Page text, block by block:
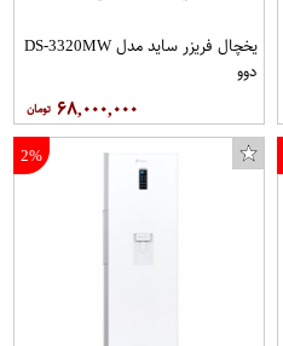
یخچال فریزر ساید مدل DS-3320MW
دوو
۶۸,۰۰۰,۰۰۰
2%